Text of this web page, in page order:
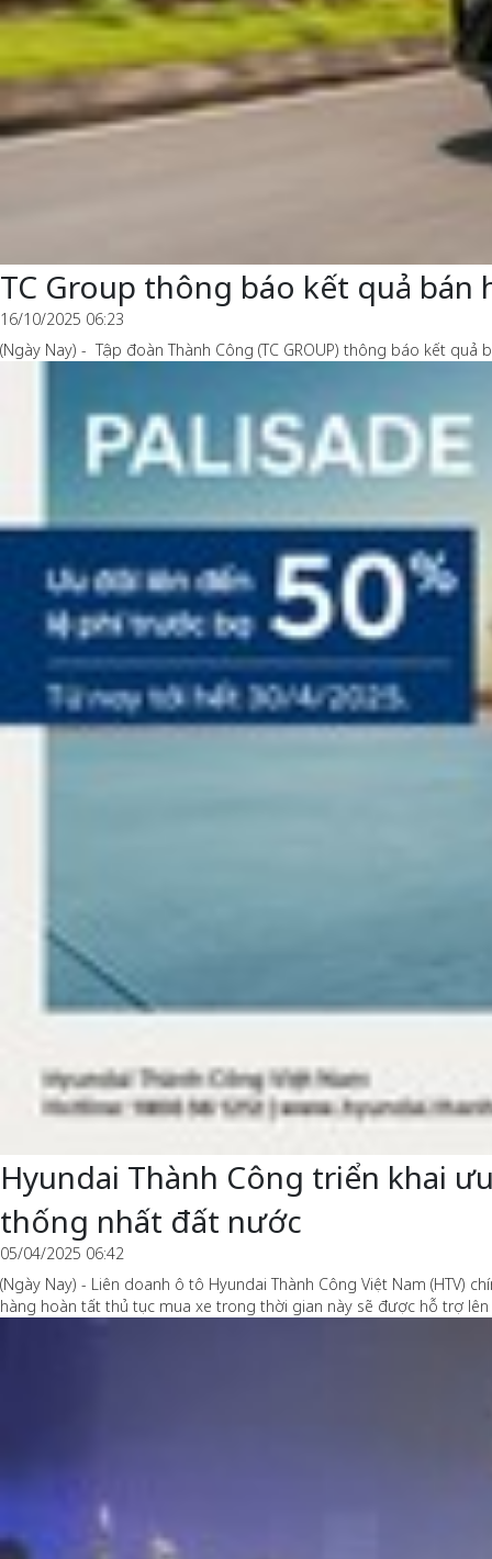
TC Group thông báo kết quả
16/10/2025 06:23
(Ngày Nay) - Tập đoàn Thành Công (TC GROUP) thông báo kết
Hyundai Thành Công triển khai
thống nhất đất nước
05/04/2025 06:42
(Ngày Nay) - Liên doanh ô tô Hyundai Thành Công Việt Nam
hàng hoàn tất thủ tục mua xe trong thời gian này sẽ được hỗ trợ